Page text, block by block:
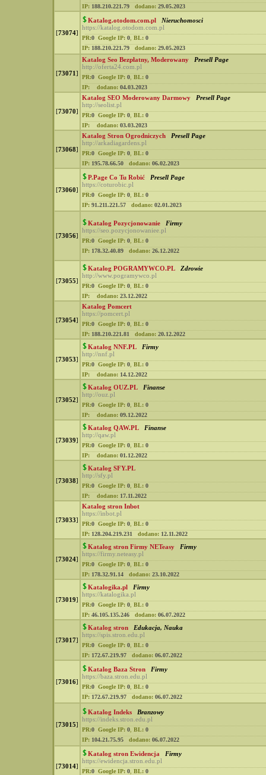
IP: 188.210.221.79 dodano: 29.05.2023
[73074]
Katalog.otodom.com.pl
Nieruchomosci
https://katalog.otodom.com.pl
PR:0 Google IP: 0 BL: 0
IP: 188.210.221.79 dodano: 29.05.2023
[73071]
Katalog Seo Bezpłatny, Moderowany
Presell Page
http://oferta24.com.pl
PR:0 Google IP: 0 BL: 0
IP:
dodano: 04.03.2023
[73070]
Katalog SEO Moderowany Darmowy
Presell Page
http://seolist.pl
PR:0 Google IP: 0 BL: 0
IP:
dodano: 03.03.2023
[73068]
Katalog Stron Ogrodniczych
Presell Page
http://arkadiagardens.pl
PR:0 Google IP: 0 BL: 0
IP: 195.78.66.50 dodano: 06.02.2023
[73060]
P.Page Co Tu Robić
Presell Page
https://coturobic.pl
PR:0 Google IP: 0 BL: 0
IP: 91.211.221.57 dodano: 02.01.2023
[73056]
Katalog Pozycjonowanie
Firmy
https://seo.pozycjonowaniee.pl
PR:0 Google IP: 0 BL: 0
IP: 178.32.40.89 dodano: 26.12.2022
[73055]
Katalog POGRAMYWCO.PL
Zdrowie
http://www.pogramywco.pl
PR:0 Google IP: 0 BL: 0
IP:
dodano: 23.12.2022
[73054]
Katalog Pomcert
https://pomcert.pl
PR:0 Google IP: 0 BL: 0
IP: 188.210.221.81 dodano: 20.12.2022
[73053]
Katalog NNF.PL
Firmy
http://nnf.pl
PR:0 Google IP: 0 BL: 0
IP:
dodano: 14.12.2022
[73052]
Katalog OUZ.PL
Finanse
http://ouz.pl
PR:0 Google IP: 0 BL: 0
IP:
dodano: 09.12.2022
[73039]
Katalog QAW.PL
Finanse
http://qaw.pl
PR:0 Google IP: 0 BL: 0
IP:
dodano: 01.12.2022
[73038]
Katalog SFY.PL
http://sfy.pl
PR:0 Google IP: 0 BL: 0
IP:
dodano: 17.11.2022
[73033]
Katalog stron Inbot
https://inbot.pl
PR:0 Google IP: 0 BL: 0
IP: 128.204.219.231 dodano: 12.11.2022
[73024]
Katalog stron Firmy NETeasy
Firmy
https://firmy.neteasy.pl
PR:0 Google IP: 0 BL: 0
IP: 178.32.91.14 dodano: 23.10.2022
[73019]
Katalogika.pl
Firmy
https://katalogika.pl
PR:0 Google IP: 0 BL: 0
IP: 46.105.135.246 dodano: 06.07.2022
[73017]
Katalog stron
Edukacja, Nauka
https://spis.stron.edu.pl
PR:0 Google IP: 0 BL: 0
IP: 172.67.219.97 dodano: 06.07.2022
[73016]
Katalog Baza Stron
Firmy
https://baza.stron.edu.pl
PR:0 Google IP: 0 BL: 0
IP: 172.67.219.97 dodano: 06.07.2022
[73015]
Katalog Indeks
Branzowy
https://indeks.stron.edu.pl
PR:0 Google IP: 0 BL: 0
IP: 104.21.75.95 dodano: 06.07.2022
[73014]
Katalog stron Ewidencja
Firmy
https://ewidencja.stron.edu.pl
PR:0 Google IP: 0 BL: 0